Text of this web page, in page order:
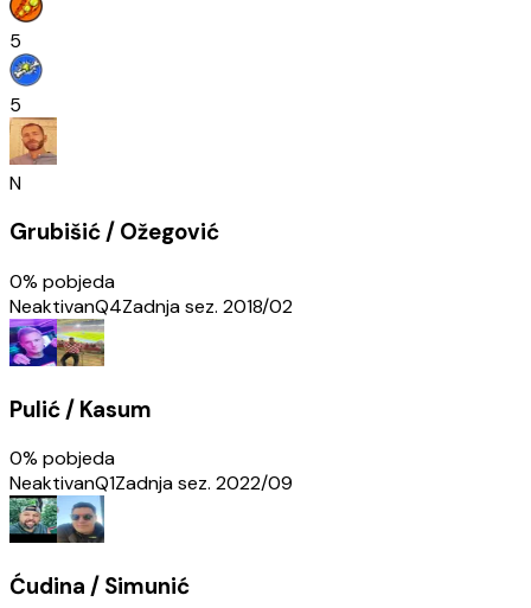
5
5
N
Grubišić / Ožegović
0% pobjeda
NeaktivanQ4Zadnja sez. 2018/02
Pulić / Kasum
0% pobjeda
NeaktivanQ1Zadnja sez. 2022/09
Ćudina / Simunić